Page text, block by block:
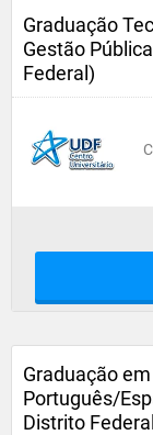
Graduação
Gestão
Federal)
Graduação
Português/
Distrito